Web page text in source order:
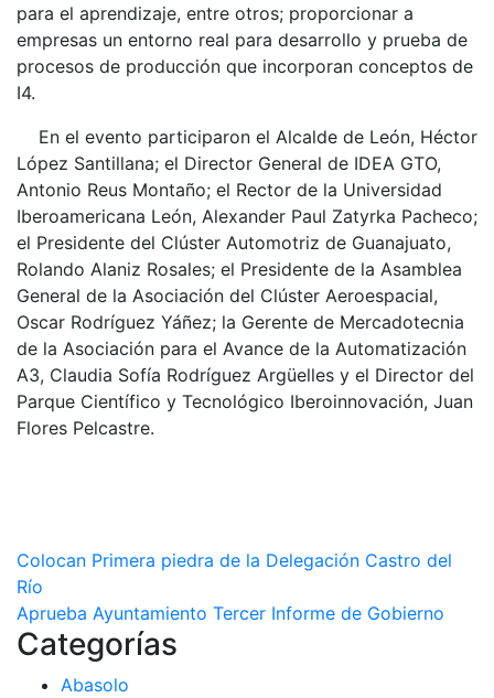
para el aprendizaje, entre otros; proporcionar a
empresas un entorno real para desarrollo y prueba de
procesos de producción que incorporan conceptos de
I4.
En el evento participaron el Alcalde de León, Héctor
López Santillana; el Director General de IDEA GTO,
Antonio Reus Montaño; el Rector de la Universidad
Iberoamericana León, Alexander Paul Zatyrka Pacheco;
el Presidente del Clúster Automotriz de Guanajuato,
Rolando Alaniz Rosales; el Presidente de la Asamblea
General de la Asociación del Clúster Aeroespacial,
Oscar Rodríguez Yáñez; la Gerente de Mercadotecnia
de la Asociación para el Avance de la Automatización
A3, Claudia Sofía Rodríguez Argüelles y el Director del
Parque Científico y Tecnológico Iberoinnovación, Juan
Flores Pelcastre.
Navegación
de
entradas
Colocan Primera piedra de la Delegación Castro del
Río
Aprueba Ayuntamiento Tercer Informe de Gobierno
Categorías
Abasolo